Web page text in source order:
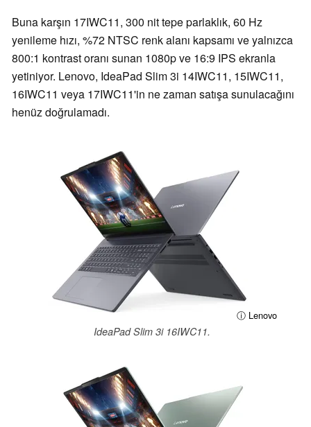
Buna karşın 17IWC11, 300 nit tepe parlaklık, 60 Hz
yenileme hızı, %72 NTSC renk alanı kapsamı ve yalnızca
800:1 kontrast oranı sunan 1080p ve 16:9 IPS ekranla
yetiniyor. Lenovo, IdeaPad Slim 3i 14IWC11, 15IWC11,
16IWC11 veya 17IWC11'in ne zaman satışa sunulacağını
henüz doğrulamadı.
ⓘ Lenovo
IdeaPad Slim 3i 16IWC11.